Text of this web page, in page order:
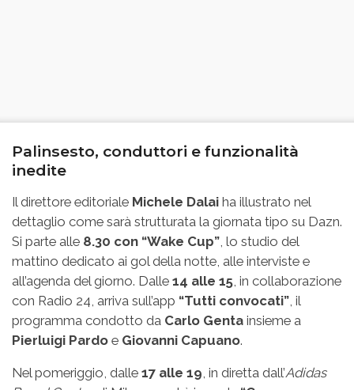
Palinsesto, conduttori e funzionalità
inedite
Il direttore editoriale Michele Dalai ha illustrato nel
dettaglio come sarà strutturata la giornata tipo su Dazn.
Si parte alle 8.30 con “Wake Cup”, lo studio del
mattino dedicato ai gol della notte, alle interviste e
all’agenda del giorno. Dalle 14 alle 15, in collaborazione
con Radio 24, arriva sull’app “Tutti convocati”, il
programma condotto da Carlo Genta insieme a
Pierluigi Pardo e Giovanni Capuano.
Nel pomeriggio, dalle 17 alle 19, in diretta dall’Adidas